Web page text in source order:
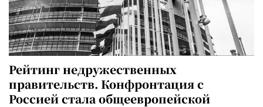
Рейтинг недружественных
правительств. Конфронтация с
Россией стала общеевропейской